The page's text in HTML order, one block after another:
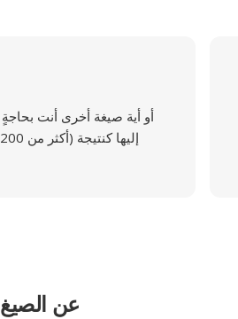
إليها كنتيجة (أكثر من 200 صيغة مدعومة)
عن الصيغ